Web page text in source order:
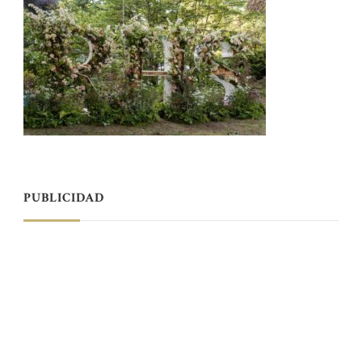
PUBLICIDAD